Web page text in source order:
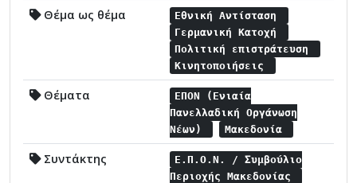
Θέμα ως θέμα
Εθνική Αντίσταση
Γερμανική Κατοχή
Πολιτική επιστράτευση
Κινητοποιήσεις
Θέματα
ΕΠΟΝ (Ενιαία
Πανελλαδική Οργάνωση
Νέων)
Μακεδονία
Συντάκτης
Ε.Π.Ο.Ν. / Συμβούλιο
Περιοχής Μακεδονίας